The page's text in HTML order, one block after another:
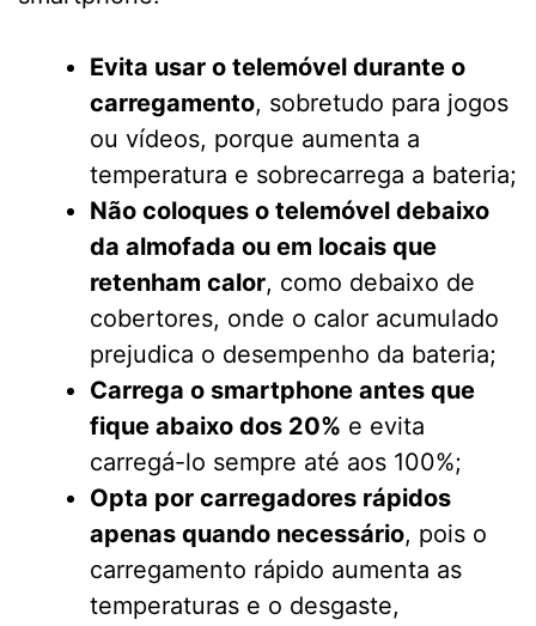
Evita usar o telemóvel durante o
carregamento, sobretudo para jogos
ou vídeos, porque aumenta a
temperatura e sobrecarrega a bateria;
Não coloques o telemóvel debaixo
da almofada ou em locais que
retenham calor, como debaixo de
cobertores, onde o calor acumulado
prejudica o desempenho da bateria;
Carrega o smartphone antes que
fique abaixo dos 20% e evita
carregá-lo sempre até aos 100%;
Opta por carregadores rápidos
apenas quando necessário, pois o
carregamento rápido aumenta as
temperaturas e o desgaste,